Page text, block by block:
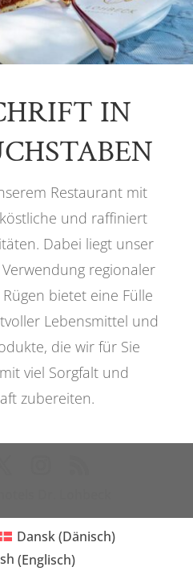
IN
Restaurant mit
und raffiniert
Dabei liegt unser
regionaler
bietet eine Fülle
Lebensmittel und
die wir für Sie
viel Sorgfalt und
zubereiten.
Dansk(Dänisch)
(Englisch)